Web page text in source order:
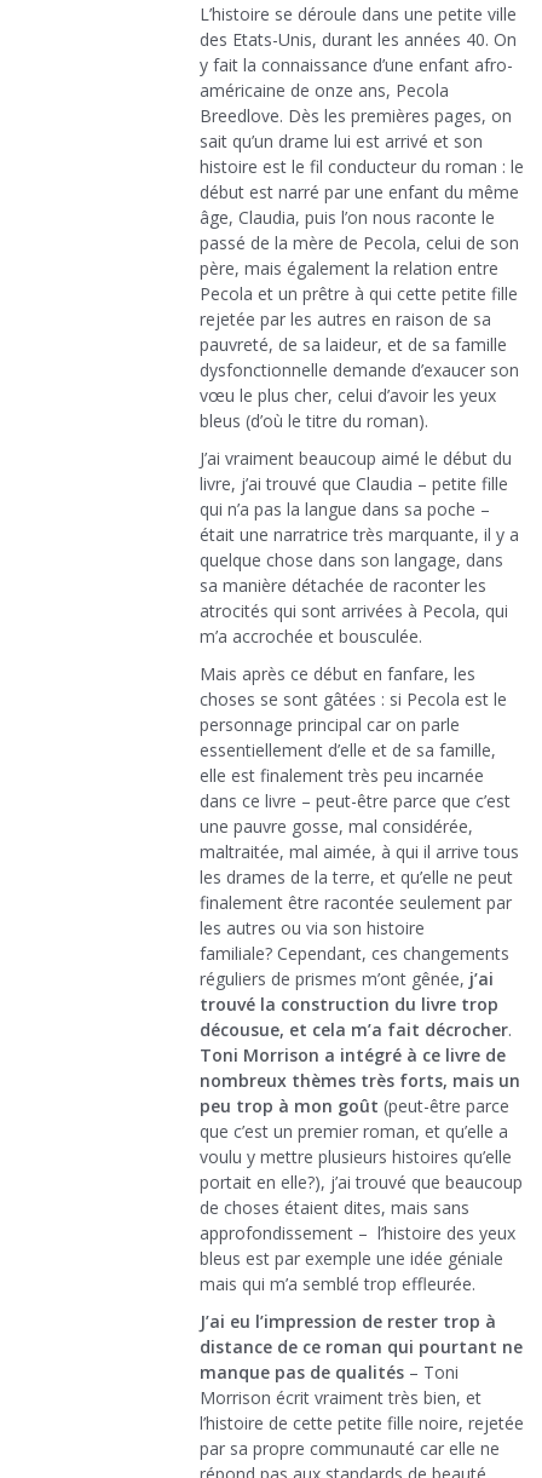
L’histoire se déroule dans une petite ville
des Etats-Unis, durant les années 40. On
y fait la connaissance d’une enfant afro-
américaine de onze ans, Pecola
Breedlove. Dès les premières pages, on
sait qu’un drame lui est arrivé et son
histoire est le fil conducteur du roman : le
début est narré par une enfant du même
âge, Claudia, puis l’on nous raconte le
passé de la mère de Pecola, celui de son
père, mais également la relation entre
Pecola et un prêtre à qui cette petite fille
rejetée par les autres en raison de sa
pauvreté, de sa laideur, et de sa famille
dysfonctionnelle demande d’exaucer son
vœu le plus cher, celui d’avoir les yeux
bleus (d’où le titre du roman).
J’ai vraiment beaucoup aimé le début du
livre, j’ai trouvé que Claudia – petite fille
qui n’a pas la langue dans sa poche –
était une narratrice très marquante, il y a
quelque chose dans son langage, dans
sa manière détachée de raconter les
atrocités qui sont arrivées à Pecola, qui
m’a accrochée et bousculée.
Mais après ce début en fanfare, les
choses se sont gâtées : si Pecola est le
personnage principal car on parle
essentiellement d’elle et de sa famille,
elle est finalement très peu incarnée
dans ce livre – peut-être parce que c’est
une pauvre gosse, mal considérée,
maltraitée, mal aimée, à qui il arrive tous
les drames de la terre, et qu’elle ne peut
finalement être racontée seulement par
les autres ou via son histoire
familiale? Cependant, ces changements
réguliers de prismes m’ont gênée, j’ai
trouvé la construction du livre trop
décousue, et cela m’a fait décrocher.
Toni Morrison a intégré à ce livre de
nombreux thèmes très forts, mais un
peu trop à mon goût (peut-être parce
que c’est un premier roman, et qu’elle a
voulu y mettre plusieurs histoires qu’elle
portait en elle?), j’ai trouvé que beaucoup
de choses étaient dites, mais sans
approfondissement – l’histoire des yeux
bleus est par exemple une idée géniale
mais qui m’a semblé trop effleurée.
J’ai eu l’impression de rester trop à
distance de ce roman qui pourtant ne
manque pas de qualités – Toni
Morrison écrit vraiment très bien, et
l’histoire de cette petite fille noire, rejetée
par sa propre communauté car elle ne